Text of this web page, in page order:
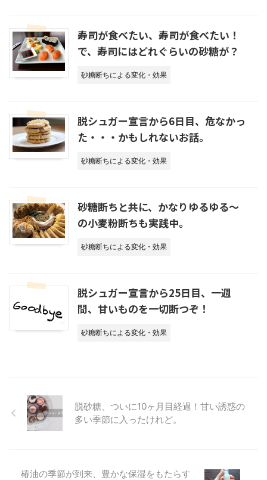
寿司が食べたい、寿司が食べたい！
で、寿司にはどれぐらいの砂糖が？
砂糖断ちによる変化・効果
脱シュガー宣言から6日目、危なかっ
た・・・かもしれないお話。
砂糖断ちによる変化・効果
砂糖断ちと共に、かなりゆるゆる～
の小麦粉断ちも実践中。
砂糖断ちによる変化・効果
脱シュガー宣言から25日目、一週
間、甘いものを一切断つぞ！
砂糖断ちによる変化・効果
脱砂糖、ついに10ヶ月目経過！甘い誘惑の
多い季節に入ったけれど。
椿油の季節が到来、豊かな保湿をもたらす